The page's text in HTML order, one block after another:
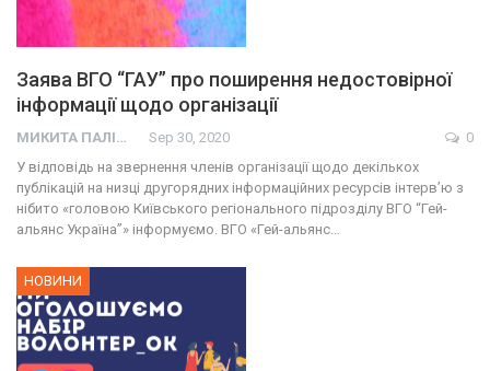
Заява ВГО “ГАУ” про поширення недостовірної
інформації щодо організації
МИКИТА ПАЛІЙ Sep 30, 2020
0
У відповідь на звернення членів організації щодо декількох
публікацій на низці другорядних інформаційних ресурсів інтерв’ю з
нібито «головою Київського регіонального підрозділу ВГО “Гей-
альянс Україна”» інформуємо. ВГО «Гей-альянс…
НОВИНИ